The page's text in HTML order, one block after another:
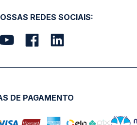
REDES SOCIAIS:
DE PAGAMENTO